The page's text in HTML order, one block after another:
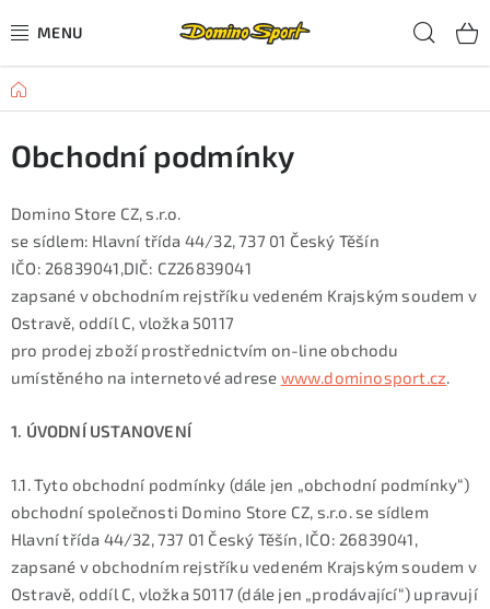
na
CYKLISTIKA
SJEZDOVÉ LYŽOVÁNÍ
SKIALPOVÉ LYŽOVÁNÍ
BĚŽECKÉ LYŽOVÁNÍ
OBLEČENÍ A OBUV
BĚHÁNÍ
TIPY NA DÁRKY
KONTAKTY
ZNAČKY
Domů
Obchodní podmínky
Domino Store CZ, s.r.o.
se sídlem: Hlavní třída 44/32, 737 01 Český Těšín
IČO: 26839041,DIČ: CZ26839041
zapsané v obchodním rejstříku vedeném Krajským soudem v
Ostravě, oddíl C, vložka 50117
pro prodej zboží prostřednictvím on-line obchodu
umístěného na internetové adrese www.dominosport.cz.
1. ÚVODNÍ USTANOVENÍ
1.1. Tyto obchodní podmínky (dále jen „obchodní podmínky“)
obchodní společnosti Domino Store CZ, s.r.o. se sídlem
Hlavní třída 44/32, 737 01 Český Těšín, IČO: 26839041,
zapsané v obchodním rejstříku vedeném Krajským soudem v
Ostravě, oddíl C, vložka 50117 (dále jen „prodávající“) upravují